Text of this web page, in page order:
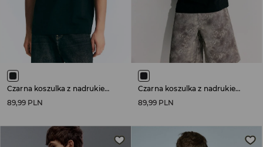
Czarna koszulka z nadrukiem Linkin Park
89,99 PLN
Czarna koszulka z nadrukiem Nirvana
89,99 PLN